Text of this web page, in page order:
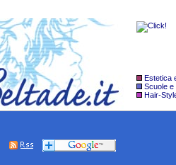
Estetica
Scuole e
Hair-